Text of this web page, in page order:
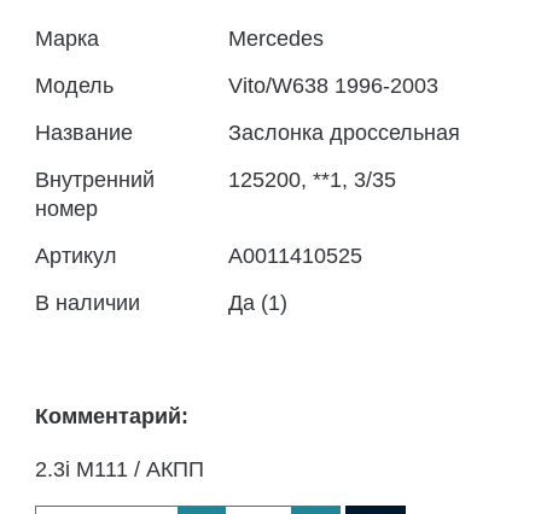
Марка
Mercedes
Модель
Vito/W638 1996-2003
Название
Заслонка дроссельная
Внутренний
номер
125200, **1, 3/35
Артикул
A0011410525
В наличии
Да (1)
Комментарий:
2.3i M111 / АКПП